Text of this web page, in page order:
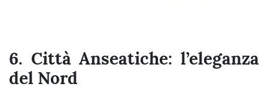
6. Città Anseatiche: l’eleganza
del Nord